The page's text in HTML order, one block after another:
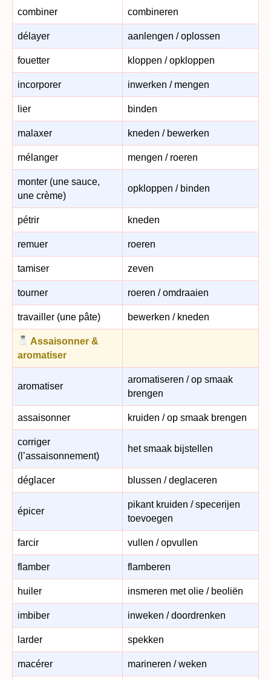
combiner combineren
délayer aanlengen / oplossen
fouetter kloppen / opkloppen
incorporer inwerken / mengen
lier binden
malaxer kneden / bewerken
mélanger mengen / roeren
monter (une sauce,
une crème)
opkloppen / binden
pétrir kneden
remuer roeren
tamiser zeven
tourner roeren / omdraaien
travailler (une pâte) bewerken / kneden
Assaisonner &
aromatiser
aromatiser
aromatiseren / op smaak
brengen
assaisonner kruiden / op smaak brengen
corriger
(l’assaisonnement)
het smaak bijstellen
déglacer blussen / deglaceren
épicer
pikant kruiden / specerijen
toevoegen
farcir vullen / opvullen
flamber flamberen
huiler insmeren met olie / beoliën
imbiber inweken / doordrenken
larder spekken
macérer marineren / weken